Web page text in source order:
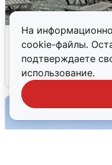
На
cookie-файлы.
подтверждаете
использование.
Жители и
об атаке БПЛА
5 августа 0